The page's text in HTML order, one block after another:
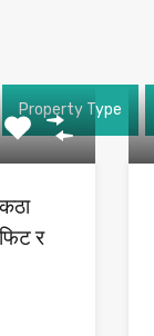
Property Type
र